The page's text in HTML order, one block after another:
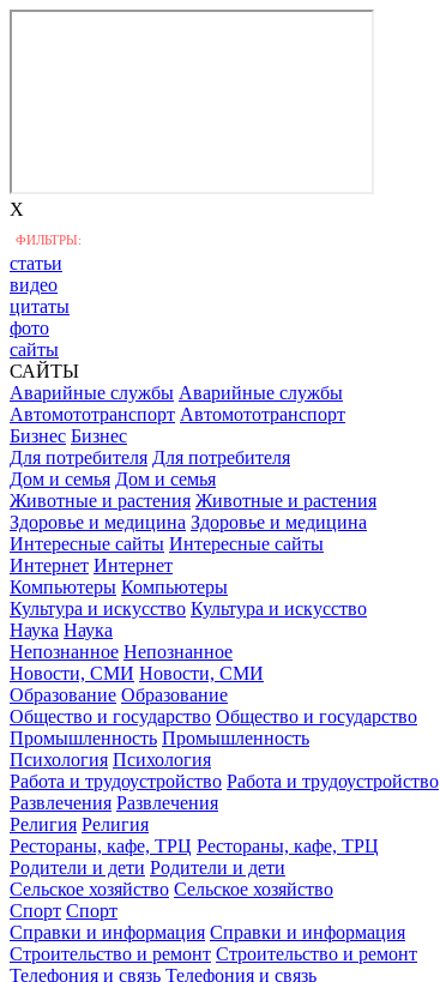
X
ФИЛЬТРЫ:
статьи
видео
цитаты
фото
сайты
САЙТЫ
Аварийные службы Аварийные службы
Автомототранспорт Автомототранспорт
Бизнес Бизнес
Для потребителя Для потребителя
Дом и семья Дом и семья
Животные и растения Животные и растения
Здоровье и медицина Здоровье и медицина
Интересные сайты Интересные сайты
Интернет Интернет
Компьютеры Компьютеры
Культура и искусство Культура и искусство
Наука Наука
Непознанное Непознанное
Новости, СМИ Новости, СМИ
Образование Образование
Общество и государство Общество и государство
Промышленность Промышленность
Психология Психология
Работа и трудоустройство Работа и трудоустройство
Развлечения Развлечения
Религия Религия
Рестораны, кафе, ТРЦ Рестораны, кафе, ТРЦ
Родители и дети Родители и дети
Сельское хозяйство Сельское хозяйство
Спорт Спорт
Справки и информация Справки и информация
Строительство и ремонт Строительство и ремонт
Телефония и связь Телефония и связь